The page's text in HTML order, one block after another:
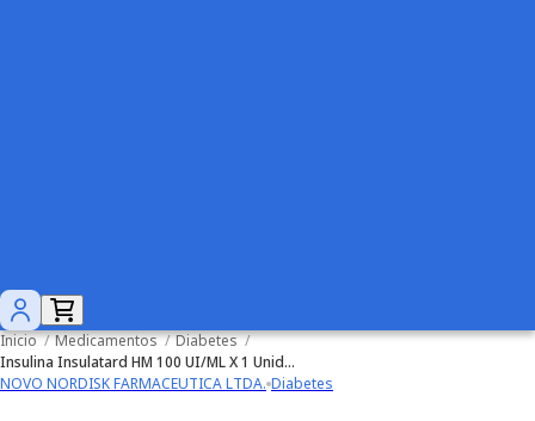
Inicio / Medicamentos / Diabetes /
Insulina Insulatard HM 100 UI/ML X 1 Unidad (Cenabast)
NOVO NORDISK FARMACEUTICA LTDA. Diabetes